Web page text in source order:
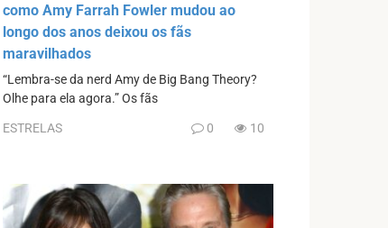
como Amy Farrah Fowler mudou ao
longo dos anos deixou os fãs
maravilhados
“Lembra-se da nerd Amy de Big Bang Theory?
Olhe para ela agora.” Os fãs
ESTRELAS 0 10